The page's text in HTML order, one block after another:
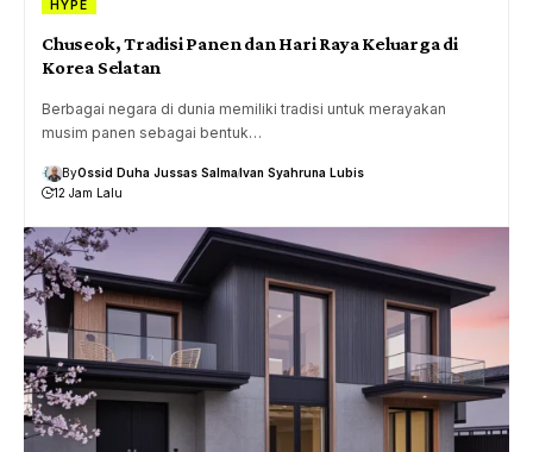
HYPE
Chuseok, Tradisi Panen dan Hari Raya Keluarga di
Korea Selatan
Berbagai negara di dunia memiliki tradisi untuk merayakan
musim panen sebagai bentuk…
ByOssid Duha Jussas SalmaIvan Syahruna Lubis
12 Jam Lalu